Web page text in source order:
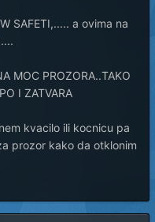
SAFETI,..... a ovima na
MOC PROZORA..TAKO
I ZATVARA
kvacilo ili kocnicu pa
prozor kako da otklonim